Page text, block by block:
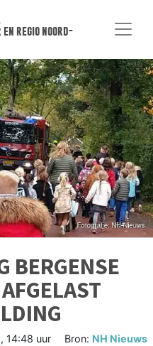
regio noord-
BERGENSE
14:48 uur Bron: NH Nieuws